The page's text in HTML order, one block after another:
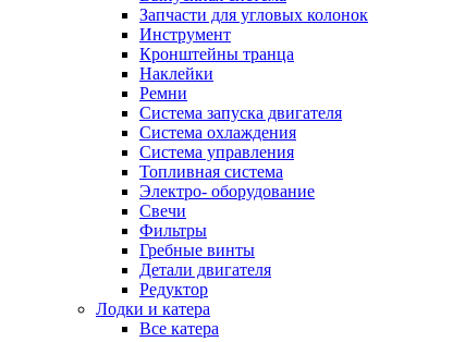
Запчасти для угловых колонок
Инструмент
Кронштейны транца
Наклейки
Ремни
Система запуска двигателя
Система охлаждения
Система управления
Топливная система
Электро- оборудование
Свечи
Фильтры
Гребные винты
Детали двигателя
Редуктор
Лодки и катера
Все катера